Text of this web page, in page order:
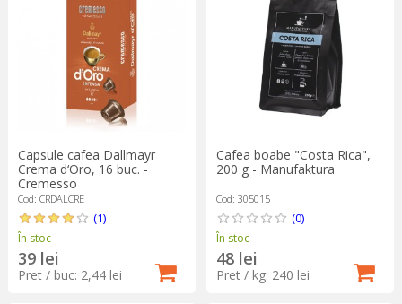
Capsule cafea Dallmayr
Crema d‘Oro, 16 buc. -
Cremesso
Cod: CRDALCRE
(1)
În stoc
39 lei
Pret / buc: 2,44 lei
Cafea boabe "Costa Rica",
200 g - Manufaktura
Cod: 305015
(0)
În stoc
48 lei
Pret / kg: 240 lei